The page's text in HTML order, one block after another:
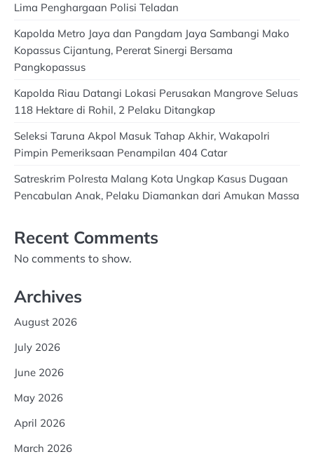
Lima Penghargaan Polisi Teladan
Kapolda Metro Jaya dan Pangdam Jaya Sambangi Mako
Kopassus Cijantung, Pererat Sinergi Bersama
Pangkopassus
Kapolda Riau Datangi Lokasi Perusakan Mangrove Seluas
118 Hektare di Rohil, 2 Pelaku Ditangkap
Seleksi Taruna Akpol Masuk Tahap Akhir, Wakapolri
Pimpin Pemeriksaan Penampilan 404 Catar
Satreskrim Polresta Malang Kota Ungkap Kasus Dugaan
Pencabulan Anak, Pelaku Diamankan dari Amukan Massa
Recent Comments
No comments to show.
Archives
August 2026
July 2026
June 2026
May 2026
April 2026
March 2026